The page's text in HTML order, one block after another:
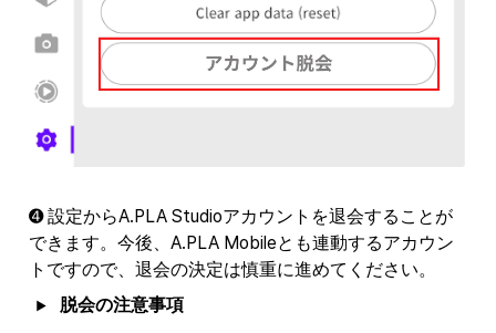
➍ 設定からA.PLA Studioアカウントを退会することが
できます。今後、A.PLA Mobileとも連動するアカウン
トですので、退会の決定は慎重に進めてください。
脱会の注意事項